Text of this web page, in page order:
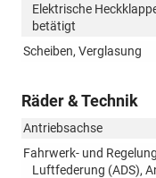
Elektrische
betätigt
Scheiben, Verglasung
Räder & Technik
Antriebsachse
Fahrwerk- und
Luftfederung (ADS),